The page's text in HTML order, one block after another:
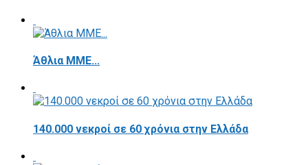
Άθλια ΜΜΕ...
140.000 νεκροί σε 60 χρόνια στην Ελλάδα